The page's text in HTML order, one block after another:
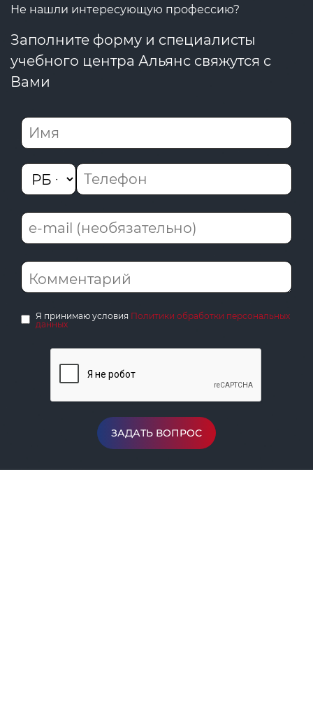
Не нашли интересующую профессию?
Заполните форму и специалисты
учебного центра Альянс свяжутся с
Вами
Я принимаю условия Политики обработки персональных
данных
ЗАДАТЬ ВОПРОС